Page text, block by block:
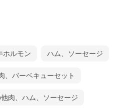
ホルモン ハム、ソーセージ
、バーベキューセット
肉、ハム、ソーセージ